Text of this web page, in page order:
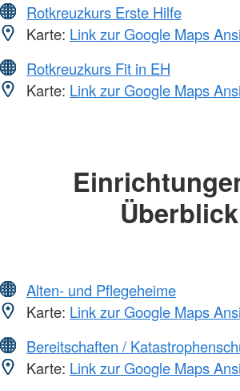
Rotkreuzkurs Erste Hilfe
Karte: Link zur Google Maps
Rotkreuzkurs Fit in EH
Karte: Link zur Google Maps
Überblick
Alten- und Pflegeheime
Karte: Link zur Google Maps
Bereitschaften /
Karte: Link zur Google Maps